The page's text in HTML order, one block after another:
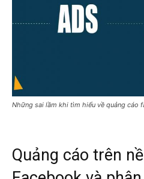
Những sai lầm khi tìm hiểu về quảng cáo
Quảng cáo trên